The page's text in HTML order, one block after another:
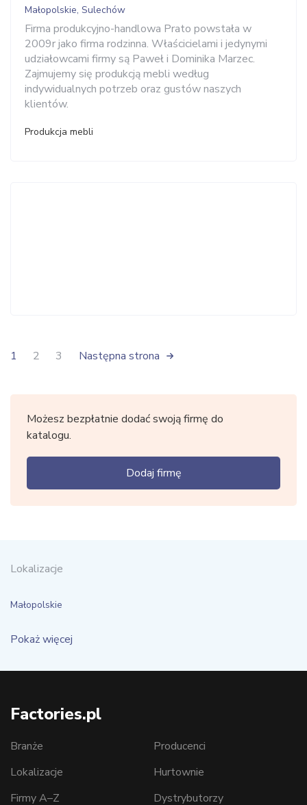
Małopolskie, Sulechów
Firma produkcyjno-handlowa Prato powstała w
2009r jako firma rodzinna. Właścicielami i jedynymi
udziałowcami firmy są Paweł i Dominika Marzec.
Zajmujemy się produkcją mebli według
indywidualnych potrzeb oraz gustów naszych
klientów.
Produkcja mebli
1 2 3 Następna strona
Możesz bezpłatnie dodać swoją firmę do
katalogu.
Dodaj firmę
Lokalizacje
Małopolskie
Pokaż więcej
Factories.pl
Branże
Lokalizacje
Firmy A–Z
Producenci
Hurtownie
Dystrybutorzy